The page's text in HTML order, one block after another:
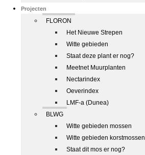
Projecten
FLORON
Het Nieuwe Strepen
Witte gebieden
Staat deze plant er nog?
Meetnet Muurplanten
Nectarindex
Oeverindex
LMF-a (Dunea)
BLWG
Witte gebieden mossen
Witte gebieden korstmossen
Staat dit mos er nog?